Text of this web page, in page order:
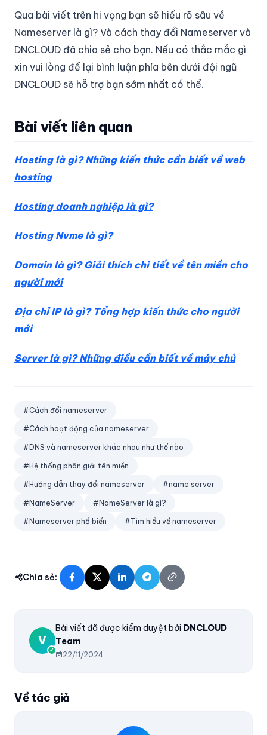
Qua bài viết trên hi vọng bạn sẽ hiểu rõ sâu về
Nameserver là gì? Và cách thay đổi Nameserver và
DNCLOUD đã chia sẻ cho bạn. Nếu có thắc mắc gì
xin vui lòng để lại bình luận phía bên dưới đội ngũ
DNCLOUD sẽ hỗ trợ bạn sớm nhất có thể.
Bài viết liên quan
Hosting là gì? Những kiến thức cần biết về web
hosting
Hosting doanh nghiệp là gì?
Hosting Nvme là gì?
Domain là gì? Giải thích chi tiết về tên miền cho
người mới
Địa chỉ IP là gì? Tổng hợp kiến thức cho người
mới
Server là gì? Những điều cần biết về máy chủ
#Cách đổi nameserver
#Cách hoạt động của nameserver
#DNS và nameserver khác nhau như thế nào
#Hệ thống phân giải tên miền
#Hướng dẫn thay đổi nameserver #name server
#NameServer #NameServer là gì?
#Nameserver phổ biến #Tìm hiểu về nameserver
Chia sẻ:
V
Bài viết đã được kiểm duyệt bởi DNCLOUD
Team
22/11/2024
Về tác giả